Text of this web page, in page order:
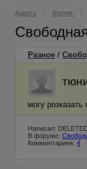
Адвего Форум
Разное /
могу
Написал:
В форуме:
Комментариев: 4